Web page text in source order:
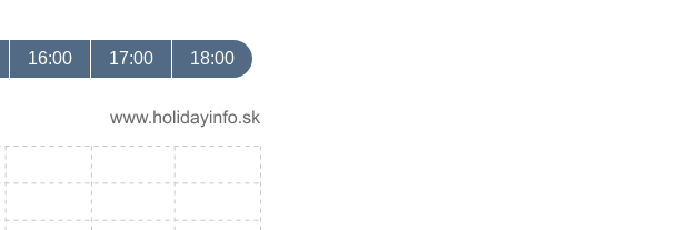
16:00 17:00 18:00